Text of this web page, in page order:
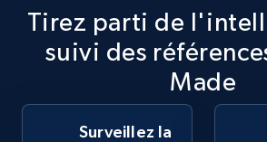
2.5K+
eBay - Collect records by
Tirez parti de
suivi des
Made
Surveillez la